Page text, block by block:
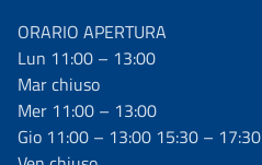
ORARIO APERTURA
Lun 11:00 – 13:00
Mar chiuso
Mer 11:00 – 13:00
Gio 11:00 – 13:00 15:30 – 17:30